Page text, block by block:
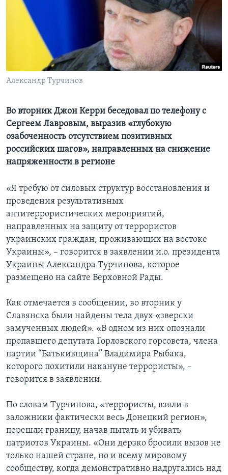
Learning English
СОЦИАЛЬНЫЕ СЕТИ
Александр Турчинов
Во вторник Джон Керри беседовал по телефону с
Сергеем Лавровым, выразив «глубокую
озабоченность отсутствием позитивных
российских шагов», направленных на снижение
напряженности в регионе
«Я требую от силовых структур восстановления и
проведения результативных
антитеррористических мероприятий,
направленных на защиту от террористов
украинских граждан, проживающих на востоке
Украины», – говорится в заявлении и.о. президента
Украины Александра Турчинова, которое
размещено на сайте Верховной Рады.
Как отмечается в сообщении, во вторник у
Славянска были найдены тела двух «зверски
замученных людей». «В одном из них опознали
пропавшего депутата Горловского горсовета, члена
партии “Батькивщина” Владимира Рыбака,
которого похитили накануне террористы», –
говорится в заявлении.
По словам Турчинова, «террористы, взяли в
заложники фактически весь Донецкий регион»,
перешли границу, начав пытать и убивать
патриотов Украины. «Они дерзко бросили вызов не
только нашей стране, но и всему мировому
сообществу, когда демонстративно надругались над